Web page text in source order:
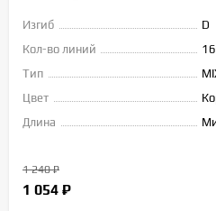
Изгиб
D
Кол-во линий
Тип
Цвет
Длина
1 240₽
1 054 ₽